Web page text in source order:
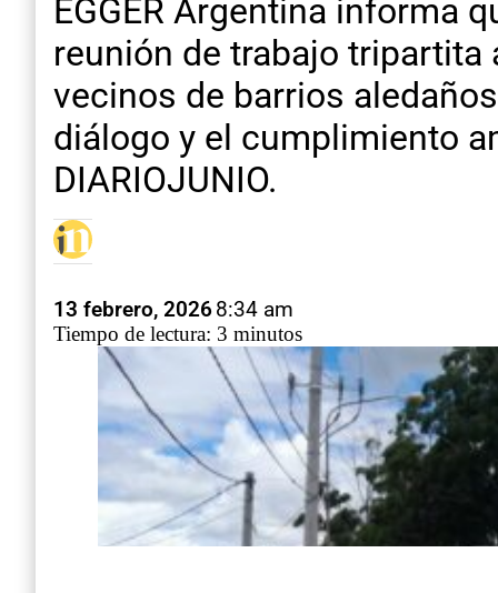
EGGER Argentina informa
reunión de trabajo
vecinos de barrios
diálogo y el cumplimiento
DIARIOJUNIO.
13 febrero, 20268:34 am
Tiempo de lectura: 3 minutos